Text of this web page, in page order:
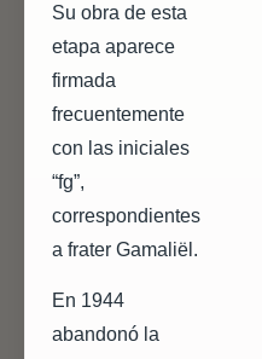
Su obra de esta
etapa aparece
firmada
frecuentemente
con las iniciales
“fg”,
correspondientes
a frater Gamaliël.
En 1944
abandonó la